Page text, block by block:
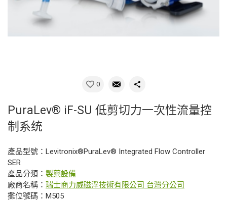
0
PuraLev® iF-SU 低剪切力一次性流量控
制系统
產品型號：Levitronix®PuraLev® Integrated Flow Controller
SER
產品分類： 製藥設備
廠商名稱： 瑞士商力威磁浮技術有限公司 台灣分公司
攤位號碼：M505